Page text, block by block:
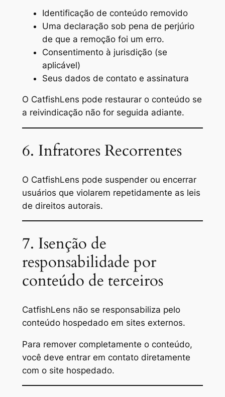
Identificação de conteúdo removido
Uma declaração sob pena de perjúrio
de que a remoção foi um erro.
Consentimento à jurisdição (se
aplicável)
Seus dados de contato e assinatura
O CatfishLens pode restaurar o conteúdo se
a reivindicação não for seguida adiante.
6. Infratores Recorrentes
O CatfishLens pode suspender ou encerrar
usuários que violarem repetidamente as leis
de direitos autorais.
7. Isenção de
responsabilidade por
conteúdo de terceiros
CatfishLens não se responsabiliza pelo
conteúdo hospedado em sites externos.
Para remover completamente o conteúdo,
você deve entrar em contato diretamente
com o site hospedado.